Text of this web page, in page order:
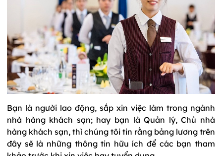
Bạn là người lao động, sắp xin việc làm trong ngành
nhà hàng khách sạn; hay bạn là Quản lý, Chủ nhà
hàng khách sạn, thì chúng tôi tin rằng bảng lương trên
đây sẽ là những thông tin hữu ích để các bạn tham